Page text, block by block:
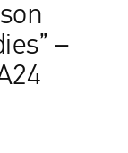
–
PINTEREST